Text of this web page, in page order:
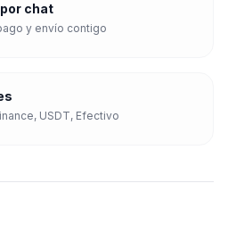
chat
y envío contigo
USDT, Efectivo